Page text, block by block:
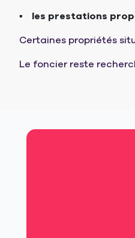
les prestations
Certaines propriétés
Le foncier reste